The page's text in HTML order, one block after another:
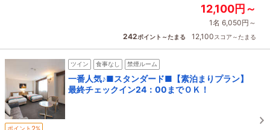
12,100円～
1名 6,050円～
242ポイント～たまる 12,100スコア～たまる
ツイン 食事なし 禁煙ルーム
一番人気♪■スタンダード■【素泊まりプラン】
最終チェックイン24：00までＯＫ！
ポイント %